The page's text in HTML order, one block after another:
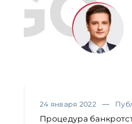
24 января 2022
Процедура